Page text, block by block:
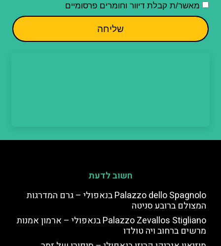
מאשר/ת קבלת דיוור וחומרים פרסומיים
שליחה
חשוב לדעת
Palazzo dello Spagnolo בנאפולי – גרם המדרגות
המצולם ברובע סניטה
Palazzo Zevallos Stigliano בנאפולי – ארמון אמנות
מרשים ברחוב ויה טולדו